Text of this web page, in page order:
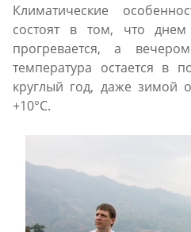
Климатические
состоят в том, что
прогревается, а
температура остается в
круглый год, даже зимой
+10°С.